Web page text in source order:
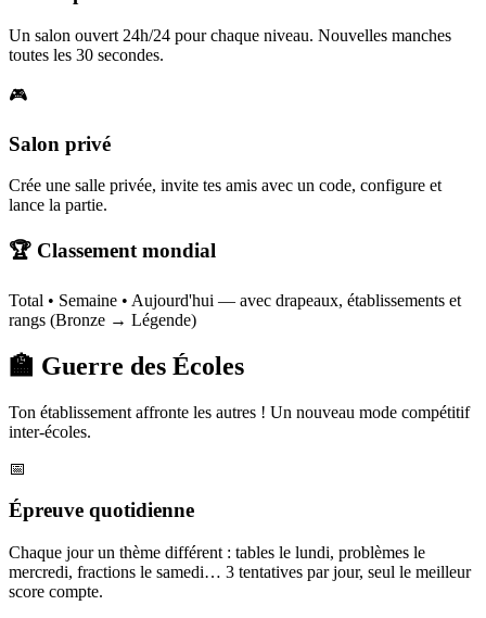
Un salon ouvert 24h/24 pour chaque niveau. Nouvelles manches
toutes les 30 secondes.
🎮
Salon privé
Crée une salle privée, invite tes amis avec un code, configure et
lance la partie.
🏆 Classement mondial
Total • Semaine • Aujourd'hui — avec drapeaux, établissements et
rangs (Bronze → Légende)
🏫 Guerre des Écoles
Ton établissement affronte les autres ! Un nouveau mode compétitif
inter-écoles.
📅
Épreuve quotidienne
Chaque jour un thème différent : tables le lundi, problèmes le
mercredi, fractions le samedi… 3 tentatives par jour, seul le meilleur
score compte.